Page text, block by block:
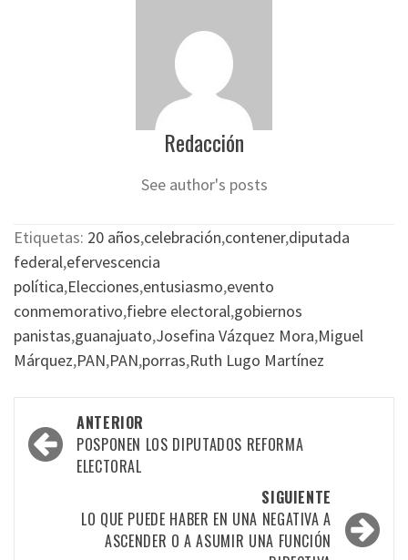
Redacción
See author's posts
Etiquetas: 20 años,celebración,contener,diputada
federal,efervescencia
política,Elecciones,entusiasmo,evento
conmemorativo,fiebre electoral,gobiernos
panistas,guanajuato,Josefina Vázquez Mora,Miguel
Márquez,PAN,PAN,porras,Ruth Lugo Martínez
Navegación
por
entradas
ANTERIOR
POSPONEN LOS DIPUTADOS REFORMA
ELECTORAL
SIGUIENTE
LO QUE PUEDE HABER EN UNA NEGATIVA A
ASCENDER O A ASUMIR UNA FUNCIÓN